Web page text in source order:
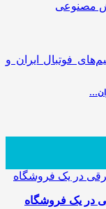
در یک فروشگاه